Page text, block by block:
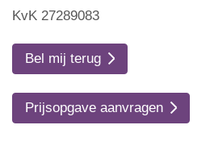
KvK 27289083
Bel mij terug
Prijsopgave aanvragen